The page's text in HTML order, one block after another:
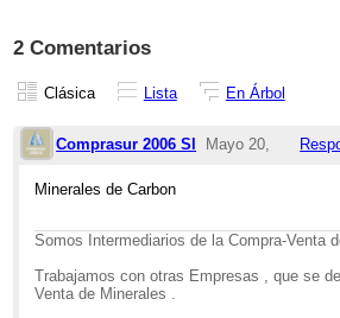
2 Comentarios
Clásica Lista En Árbol
Comprasur 2006 Sl Mayo 20,
Minerales de Carbon
Somos Intermediarios de la Compra-Venta
Trabajamos con otras Empresas , que se
Venta de Minerales .